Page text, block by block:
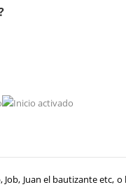
Juan el bautizante etc,